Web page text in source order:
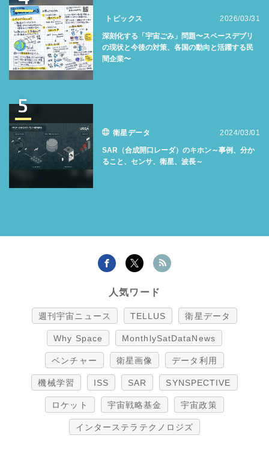
トピックス 2026/03/31
深刻化する「宇宙ごみ」問題〜スペースデブリ
の現状と今後の対策、各国の動向と活躍する民
間企業〜
5
衛星データ 2024/03/01
SAR（合成開口レーダ）のキホン～事例、分か
ること、センサ、衛星、波長～
人気ワード
週刊宇宙ニュース TELLUS 衛星データ
Why Space MonthlySatDataNews
ベンチャー 衛星画像 データ利用
機械学習 ISS SAR SYNSPECTIVE
ロケット 宇宙戦略基金 宇宙政策
インターステラテクノロジズ